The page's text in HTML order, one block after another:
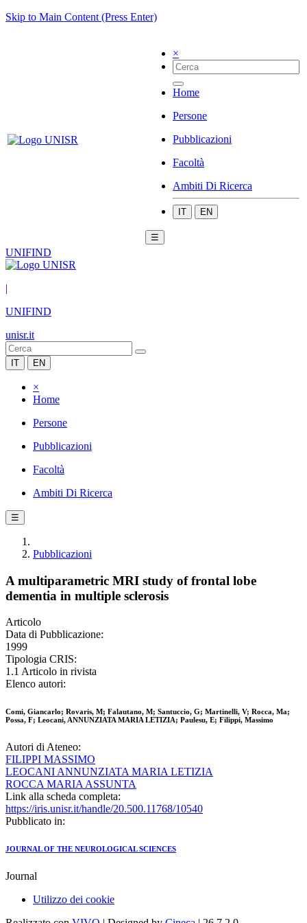
Skip to Main Content (Press Enter)
×
Home
Persone
Pubblicazioni
Facoltà
Ambiti Di Ricerca
IT EN
☰
UNIFIND
|
UNIFIND
unisr.it
IT EN
×
Home
Persone
Pubblicazioni
Facoltà
Ambiti Di Ricerca
☰
Pubblicazioni
A multiparametric MRI study of frontal lobe
dementia in multiple sclerosis
Articolo
Data di Pubblicazione:
1999
Tipologia CRIS:
1.1 Articolo in rivista
Elenco autori:
Comi, Giancarlo; Rovaris, M; Falautano, M; Santuccio, G; Martinelli, V; Rocca, Ma;
Possa, F; Leocani, ANNUNZIATA MARIA LETIZIA; Paulesu, E; Filippi, Massimo
Autori di Ateneo:
FILIPPI MASSIMO
LEOCANI ANNUNZIATA MARIA LETIZIA
ROCCA MARIA ASSUNTA
Link alla scheda completa:
https://iris.unisr.it/handle/20.500.11768/10540
Pubblicato in:
JOURNAL OF THE NEUROLOGICAL SCIENCES
Journal
Utilizzo dei cookie